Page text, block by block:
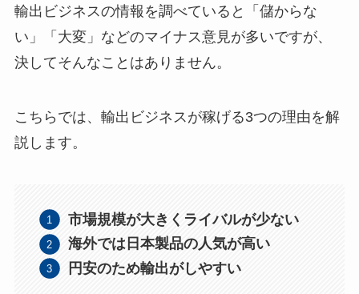
輸出ビジネスの情報を調べていると「儲からな
い」「大変」などのマイナス意見が多いですが、
決してそんなことはありません。
こちらでは、輸出ビジネスが稼げる3つの理由を解
説します。
市場規模が大きくライバルが少ない
海外では日本製品の人気が高い
円安のため輸出がしやすい